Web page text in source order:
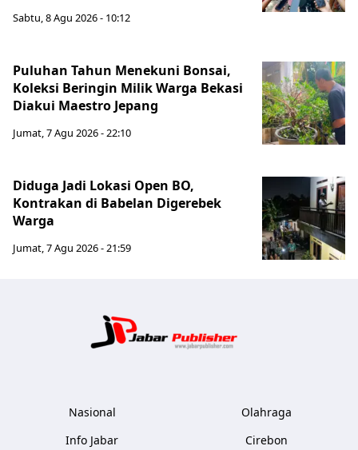
Sabtu, 8 Agu 2026 - 10:12
Puluhan Tahun Menekuni Bonsai,
Koleksi Beringin Milik Warga Bekasi
Diakui Maestro Jepang
Jumat, 7 Agu 2026 - 22:10
Diduga Jadi Lokasi Open BO,
Kontrakan di Babelan Digerebek
Warga
Jumat, 7 Agu 2026 - 21:59
Nasional
Info Jabar
Olahraga
Cirebon